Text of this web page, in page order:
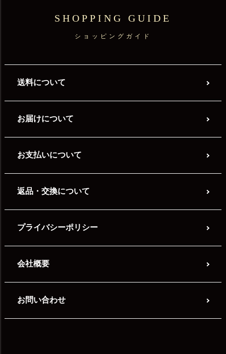
SHOPPING GUIDE
ショッピングガイド
送料について
お届けについて
お支払いについて
返品・交換について
プライバシーポリシー
会社概要
お問い合わせ